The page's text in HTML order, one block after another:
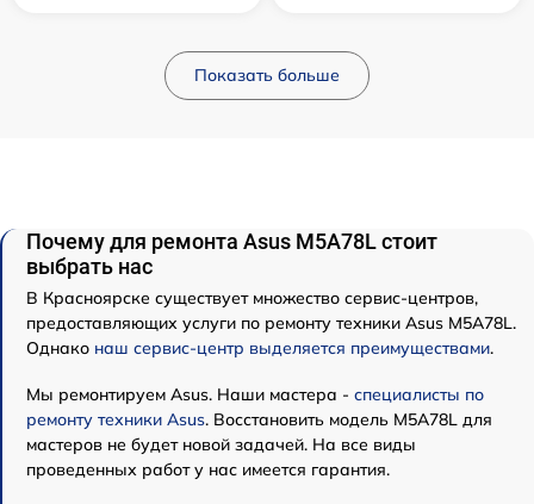
Показать больше
Почему для ремонта Asus M5A78L стоит
выбрать нас
В Красноярске существует множество сервис-центров,
предоставляющих услуги по ремонту техники Asus M5A78L.
Однако наш сервис-центр выделяется преимуществами.
Мы ремонтируем Asus. Наши мастера - специалисты по
ремонту техники Asus. Восстановить модель M5A78L для
мастеров не будет новой задачей. На все виды
проведенных работ у нас имеется гарантия.